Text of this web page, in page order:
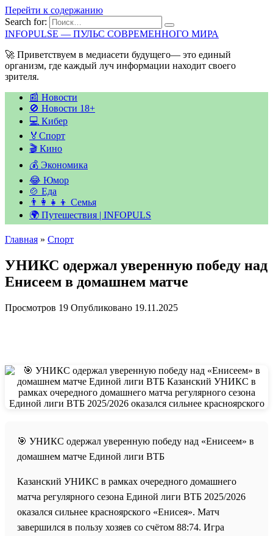
Перейти к содержанию
Search for:
INFOPULSE — ПУЛЬС СОВРЕМЕННОГО МИРА
🚀 Приветствуем в медиасети будущего— это единый
организм, где каждый луч информации находит своего
зрителя.
📰 Новости
🚫 Новости 18+
💻 Кибер
🏅Спорт
🎬 Кино
💰 Экономика
😂 Юмор
🍲 Еда
👨‍👩‍👧‍👦 Семья
🌍 Путешествия | INFOPULS
Главная » Спорт
УНИКС одержал уверенную победу над
Енисеем в домашнем матче
Просмотров 19 Опубликовано 19.11.2025
🎯 УНИКС одержал уверенную победу над «Енисеем» в
домашнем матче Единой лиги ВТБ
Казанский УНИКС в рамках очередного домашнего
матча регулярного сезона Единой лиги ВТБ 2025/2026
оказался сильнее красноярского «Енисея». Матч
завершился в пользу хозяев со счётом 88:74. Игра